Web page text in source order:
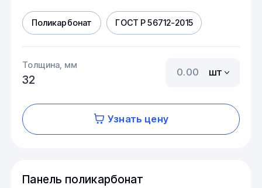
Поликарбонат ГОСТ Р 56712-2015
Толщина, мм
32
шт
Узнать цену
Панель поликарбонат